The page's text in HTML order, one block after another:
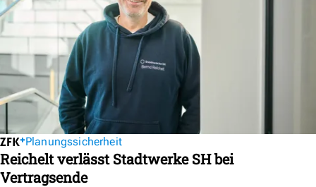
Planungssicherheit
Reichelt verlässt Stadtwerke SH bei
Vertragsende